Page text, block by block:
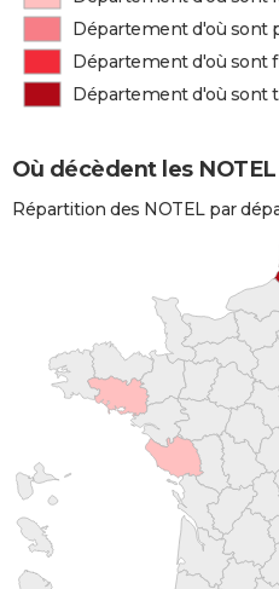
Département d'où sont
Département d'où sont
Département d'où sont
Où décèdent les NOTEL
Répartition des NOTEL par